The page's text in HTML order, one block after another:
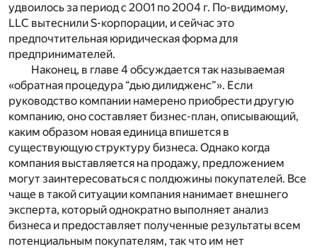
удвоилось за период с 2001 по 2004 г. По-видимому,
LLC вытеснили S-корпорации, и сейчас это
предпочтительная юридическая форма для
предпринимателей.
Наконец, в главе 4 обсуждается так называемая
«обратная процедура “дью дилидженс”». Если
руководство компании намерено приобрести другую
компанию, оно составляет бизнес-план, описывающий,
каким образом новая единица впишется в
существующую структуру бизнеса. Однако когда
компания выставляется на продажу, предложением
могут заинтересоваться с полдюжины покупателей. Все
чаще в такой ситуации компания нанимает внешнего
эксперта, который однократно выполняет анализ
бизнеса и предоставляет полученные результаты всем
потенциальным покупателям, так что им нет